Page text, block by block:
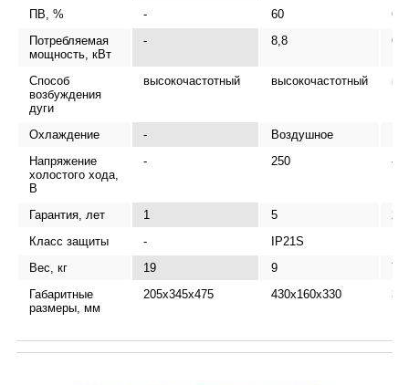
ПВ, % - 60
60
Потребляемая
мощность, кВт
- 8,8 6,6
Способ
возбуждения
дуги
высокочастотный высокочастотный
Охлаждение - Воздушное
Напряжение
холостого хода,
В
- 250 -
Гарантия, лет 1 5
Класс защиты
- IP21S
Вес, кг
19 9
7
Габаритные
размеры, мм
205x345x475 430x160x330